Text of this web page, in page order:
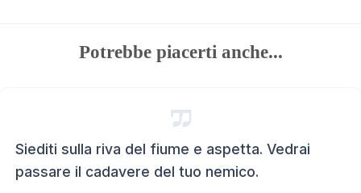
Potrebbe piacerti anche...
Siediti sulla riva del fiume e aspetta. Vedrai
passare il cadavere del tuo nemico.